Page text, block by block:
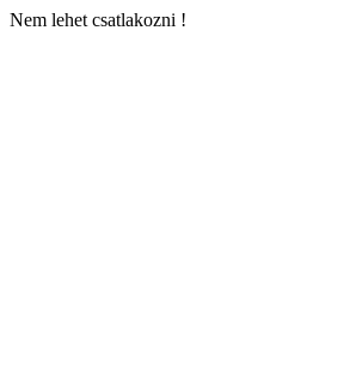
Nem lehet csatlakozni !